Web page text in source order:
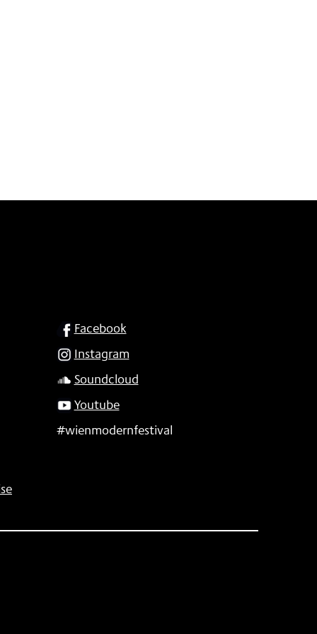
SOCIAL
Facebook
Instagram
Soundcloud
Youtube
#wienmodernfestival